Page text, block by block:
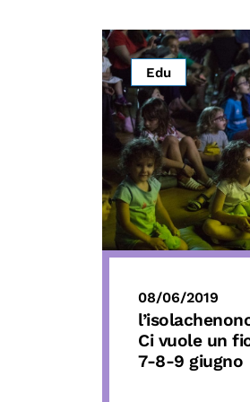
Edu
08/06/2019
Ci vuole un
7-8-9 giugno